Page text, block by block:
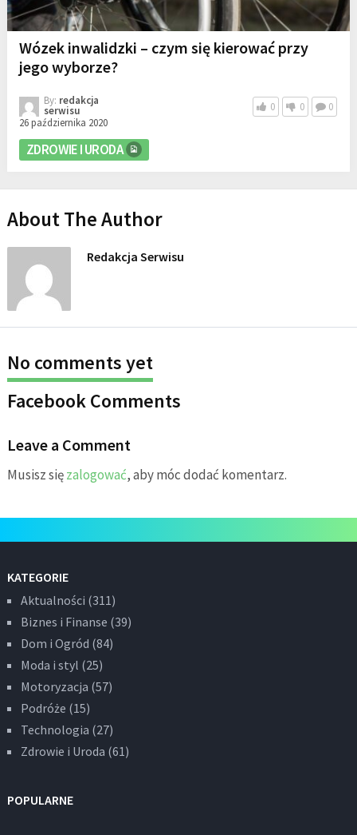
Wózek inwalidzki – czym się kierować przy
jego wyborze?
By: redakcja
serwisu
26 października 2020
0 0 0
ZDROWIE I URODA
About The Author
Redakcja Serwisu
No comments yet
Facebook Comments
Leave a Comment
Musisz sięzalogować, aby móc dodać komentarz.
KATEGORIE
Aktualności (311)
Biznes i Finanse (39)
Dom i Ogród (84)
Moda i styl (25)
Motoryzacja (57)
Podróże (15)
Technologia (27)
Zdrowie i Uroda (61)
POPULARNE